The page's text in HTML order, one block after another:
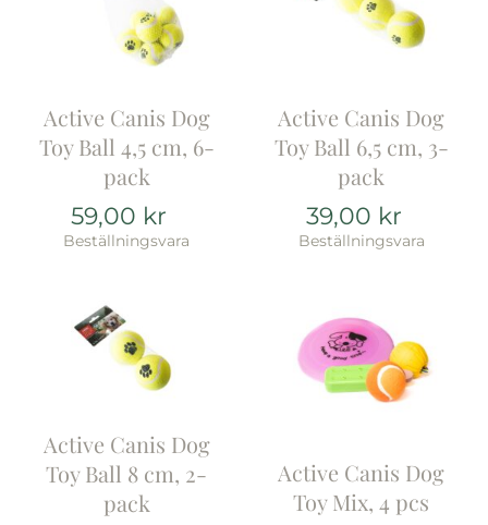
Active Canis Dog
Toy Ball 4,5 cm, 6-
pack
59,00 kr
Beställningsvara
Active Canis Dog
Toy Ball 6,5 cm, 3-
pack
39,00 kr
Beställningsvara
Active Canis Dog
Toy Ball 8 cm, 2-
pack
Active Canis Dog
Toy Mix, 4 pcs